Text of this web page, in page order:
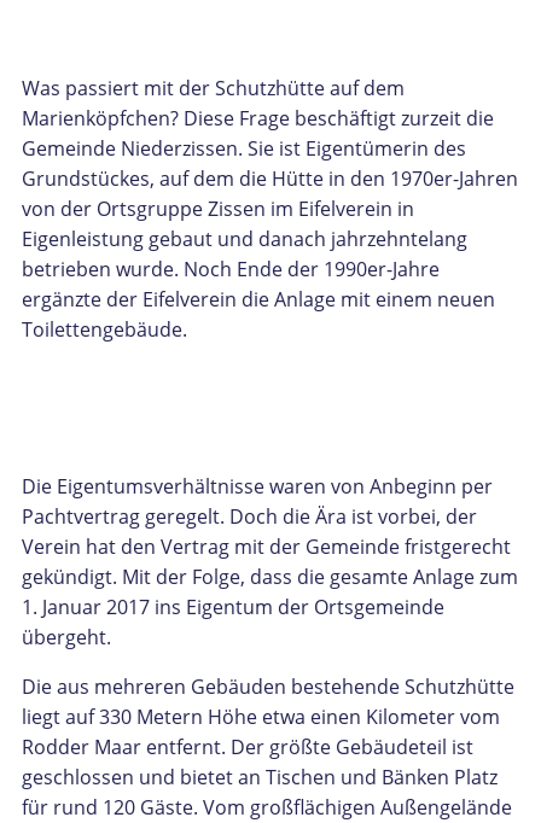
Was passiert mit der Schutzhütte auf dem
Marienköpfchen? Diese Frage beschäftigt zurzeit die
Gemeinde Niederzissen. Sie ist Eigentümerin des
Grundstückes, auf dem die Hütte in den 1970er-Jahren
von der Ortsgruppe Zissen im Eifelverein in
Eigenleistung gebaut und danach jahrzehntelang
betrieben wurde. Noch Ende der 1990er-Jahre
ergänzte der Eifelverein die Anlage mit einem neuen
Toilettengebäude.
Die Eigentumsverhältnisse waren von Anbeginn per
Pachtvertrag geregelt. Doch die Ära ist vorbei, der
Verein hat den Vertrag mit der Gemeinde fristgerecht
gekündigt. Mit der Folge, dass die gesamte Anlage zum
1. Januar 2017 ins Eigentum der Ortsgemeinde
übergeht.
Die aus mehreren Gebäuden bestehende Schutzhütte
liegt auf 330 Metern Höhe etwa einen Kilometer vom
Rodder Maar entfernt. Der größte Gebäudeteil ist
geschlossen und bietet an Tischen und Bänken Platz
für rund 120 Gäste. Vom großflächigen Außengelände